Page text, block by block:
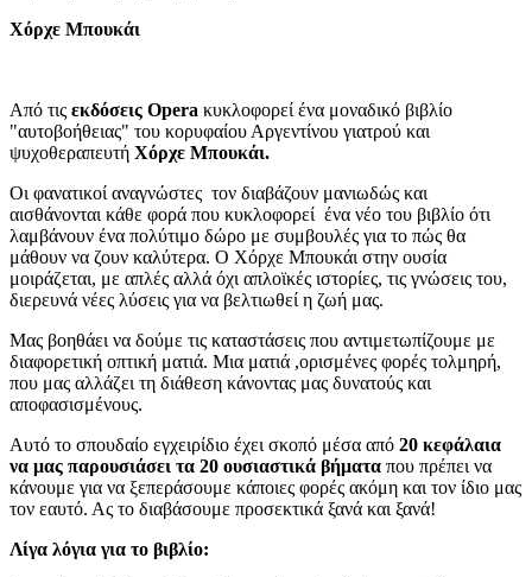
Χόρχε Μπουκάι
Aπό τις εκδόσεις Opera κυκλοφορεί ένα μοναδικό βιβλίο
"αυτοβοήθειας" του κορυφαίου Αργεντίνου γιατρού και
ψυχοθεραπευτή Χόρχε Μπουκάι.
Οι φανατικοί αναγνώστες τον διαβάζουν μανιωδώς και
αισθάνονται κάθε φορά που κυκλοφορεί ένα νέο του βιβλίο ότι
λαμβάνουν ένα πολύτιμο δώρο με συμβουλές για το πώς θα
μάθουν να ζουν καλύτερα. Ο Χόρχε Μπουκάι στην ουσία
μοιράζεται, με απλές αλλά όχι απλοϊκές ιστορίες, τις γνώσεις του,
διερευνά νέες λύσεις για να βελτιωθεί η ζωή μας.
Μας βοηθάει να δούμε τις καταστάσεις που αντιμετωπίζουμε με
διαφορετική οπτική ματιά. Μια ματιά ,ορισμένες φορές τολμηρή,
που μας αλλάζει τη διάθεση κάνοντας μας δυνατούς και
αποφασισμένους.
Αυτό το σπουδαίο εγχειρίδιο έχει σκοπό μέσα από 20 κεφάλαια
να μας παρουσιάσει τα 20 ουσιαστικά βήματα που πρέπει να
κάνουμε για να ξεπεράσουμε κάποιες φορές ακόμη και τον ίδιο μας
τον εαυτό. Ας το διαβάσουμε προσεκτικά ξανά και ξανά!
Λίγα λόγια για το βιβλίο: